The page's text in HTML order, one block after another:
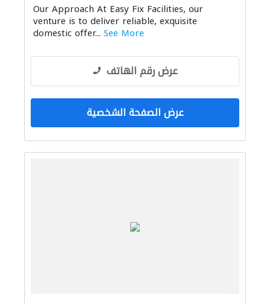
عامل يدوي حدّاد أقفال مكافحة الحشرات
أمن المنازل نقل اثاث صيانة المنازل
أنظمة أمن توصيل الكابلات وتركيب الشبكات
الأثاث والمفروشات المنزلية الأثاث المكتبي
الأجهزة المنزلية الحمامات والمطابخ
صيانة المباني المنيوم
Our Approach At Easy Fix Facilities, our
venture is to deliver reliable, exquisite
domestic offer... See More
عرض رقم الهاتف
عرض الصفحة الشخصية